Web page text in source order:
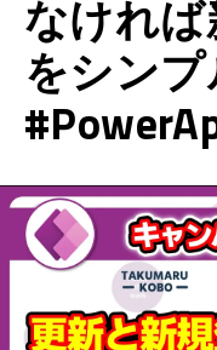
なけれ
をシン